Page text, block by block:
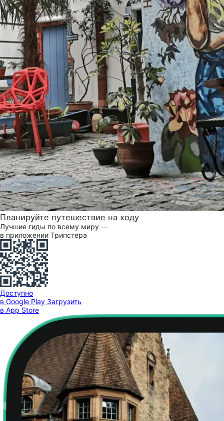
Планируйте путешествие на ходу
Лучшие гиды по всему миру —
в приложении Трипстера
Доступно
в Google Play Загрузить
в App Store